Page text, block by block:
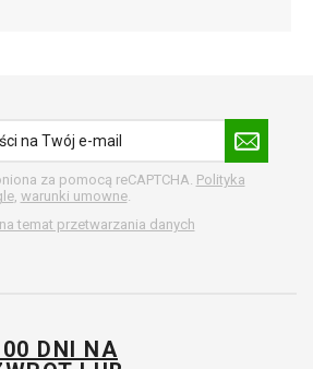
za pomocą reCAPTCHA. Polityka
, warunki umowne.
temat przetwarzania danych
DNI NA